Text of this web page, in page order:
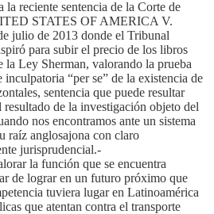
la reciente sentencia de la Corte de
STATES OF AMERICA V.
julio de 2013 donde el Tribunal
para subir el precio de los libros
la Ley Sherman, valorando la prueba
“per se” de la existencia de
sentencia que puede resultar
de la investigación objeto del
nos encontramos ante un sistema
raíz anglosajona con claro
jurisprudencial.-
la función que se encuentra
de lograr en un futuro próximo que
tuviera lugar en Latinoamérica
que atentan contra el transporte